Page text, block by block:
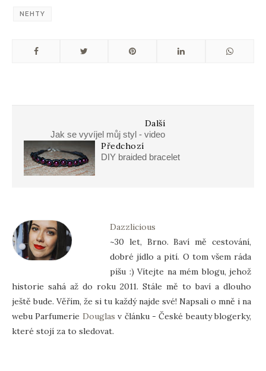
NEHTY
Další
Jak se vyvíjel můj styl - video
Předchozí
DIY braided bracelet
Dazzlicious
~30 let, Brno. Baví mě cestování,
dobré jídlo a pití. O tom všem ráda
píšu :) Vítejte na mém blogu, jehož
historie sahá až do roku 2011. Stále mě to baví a dlouho
ještě bude. Věřím, že si tu každý najde své! Napsali o mně i na
webu Parfumerie Douglas v článku - České beauty blogerky,
které stojí za to sledovat.